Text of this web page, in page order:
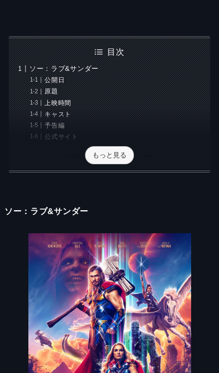
目次
ソー：ラブ&サンダー
公開日
原題
上映時間
キャスト
予告編
公式サイト
もっと見る
ソー：ラブ&サンダー